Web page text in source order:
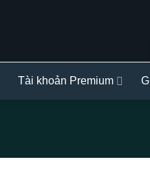
Tài khoản Premium